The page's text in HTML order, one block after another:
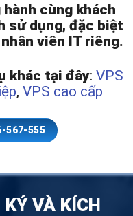
cùng khách
sử dụng, đặc biệt
viên IT riêng.
khác tại đây: VPS
, VPS cao cấp
567-555
VÀ KÍCH